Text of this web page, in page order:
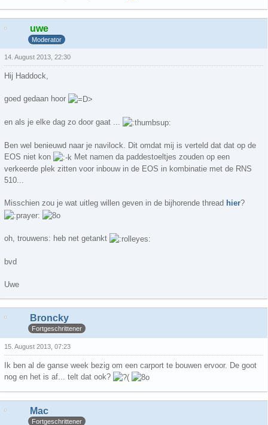
uwe
Moderator
14. August 2013, 22:30
Hij Haddock,
goed gedaan hoor
en als je elke dag zo door gaat ...
Ben wel benieuwd naar je navilock. Dit omdat mij is verteld dat dat op de
EOS niet kon
Met namen da paddestoeltjes zouden op een
verkeerde plek zitten voor inbouw in de EOS in kombinatie met de RNS
510...
Misschien zou je wat uitleg willen geven in de bijhorende thread hier?
oh, trouwens: heb net getankt
bvd
Uwe
Broncky
Fortgeschrittener
15. August 2013, 07:23
Ik ben al de ganse week bezig om een carport te bouwen ervoor. De goot
nog en het is af... telt dat ook?
Mac
Fortgeschrittener